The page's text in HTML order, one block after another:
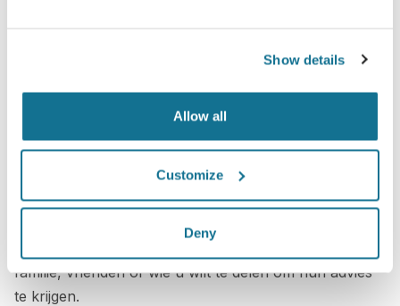
Show details
Allow all
Customize
Deny
Wilt u weten wat uw het best past?
Na het consult, kanDr. Gustavo Guimarãesu uw
"nieuwe ik" laten zien vanuit uw eigen huis via uw
familie, vrienden of wie u wilt te delen om hun advies
te krijgen.